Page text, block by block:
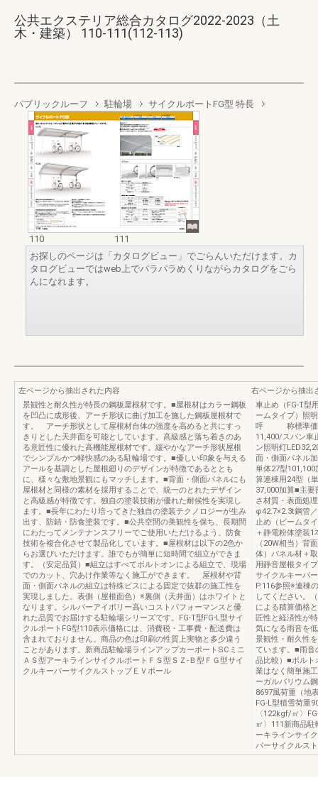
公共エクステリア総合カタログ2022-2023（土
木・建築） 110-111(112-113)
パブリックルーフ 駐輪場 サイクルポートFG型 特長
110
111
お探しのページは「カタログビュー」でごらんいただけます。カ
タログビューではweb上でパラパラめくりながらカタログをごら
んになれます。
左ページから抽出された内容
景観性と耐久性が特長の鋼板屋根材です。■屋根材はカラー鋼板
を凹凸に成形後、アーチ形状に曲げ加工を施した鋼板屋根材で
す。 アーチ形状として屋根材自体の強度を高めると共にすっ
きりとした天井面を可能としています。高級感と落ち着きのあ
る意匠性に優れた高機能屋根材です。緩やかなアーチ形状屋根
でシンプルかつ軽快感のある駐輪場です。■優しい印象を与える
アールを基調とした屋根廻りのデザインが特徴であるととも
に、様々な敷地景観にもマッチします。■背面・側面パネルにも
屋根材と同様の素材を採用することで、統一のとれたデザイン
と高級感が特徴です。独自の塗装技術が優れた耐候性を実現し
ます。■長年にわたり培ってきた独自の塗装テクノロジーが生み
出す、防錆・防食塗装です。■公共空間の美観性を保ち、長期間
にわたってメンテナンスフリーでご使用いただけるよう、防食
技術を複合化させて製品化しています。■屋根材は以下の2色か
らお選びいただけます。誰でもが簡単に短時間で組立ができま
す。（安定品質）■組立はすべてボルトオンによる組立で、現場
でのカット、穴あけ作業等なく施工ができます。 屋根材や背
面・側面パネルの組立は特殊ビスによる固定で抜群の施工性を
実現しました。表側（屋根面色）※裏側（天井面）はホワイトと
なります。シルバーアイボリー高いコストパフォーマンスと優
れた品質でお届けする駐輪場シリーズです。FG-T型FG-L型サイ
クルポートFG型110表示価格には、消費税・工事費・配送費は
含まれておりません。商品の色は印刷の性質上実物と多少違う
ことがあります。新商品駐輪場ラインアップカーポートSCミニ
ＡＳ型アーキラインサイクルポートＦＳ型ＳＺ-Ｂ型ＦＧ型サイ
クルキーパーサイクルストップＥＶポール
右ページから抽出
車止め（FG-T型
ームタイプ）照
呼 称標準価格
11,400/スパン車
ン照明灯
面・側面パネル
単体27型101,100
算連棟用24型（
37,000加算■主
さ材質・表面処
φ42.7×2.3t鋼管
止め（ビームタ
＋静電粉体塗装
（20W相当）背
体）パネル材＋
用静音屋根タイ
サイクルキーパ
P.116参照※連棟
してください。
による積算価格
匠性と経済性が
気になる雨音を
景観性・耐久性
ています。■雨音
品比較）■ボルト
業はなく簡単施
ーガルバリウム
8697風荷重（地
FG-L型積雪荷重
〈122kgf/㎡〉
㎡〉111新商品
ーキラインサイ
パーサイクルス